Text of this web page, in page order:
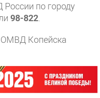
по городу
98-822
ОМВД Копейска